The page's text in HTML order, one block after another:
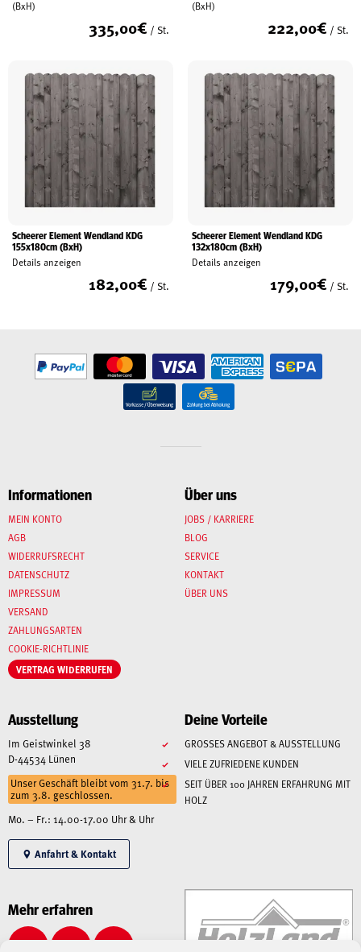
(BxH)
335,00€ / St.
(BxH)
222,00€ / St.
Scheerer Element Wendland KDG
155x180cm (BxH)
Details anzeigen
182,00€ / St.
Scheerer Element Wendland KDG
132x180cm (BxH)
Details anzeigen
179,00€ / St.
Informationen
MEIN KONTO
AGB
WIDERRUFSRECHT
DATENSCHUTZ
IMPRESSUM
VERSAND
ZAHLUNGSARTEN
COOKIE-RICHTLINIE
VERTRAG WIDERRUFEN
Über uns
JOBS / KARRIERE
BLOG
SERVICE
KONTAKT
ÜBER UNS
Ausstellung
Im Geistwinkel 38
D-44534 Lünen
Unser Geschäft bleibt vom 31.7. bis
zum 3.8. geschlossen.
Mo. – Fr.: 14.00-17.00 Uhr & Uhr
Anfahrt & Kontakt
Deine Vorteile
GROSSES ANGEBOT & AUSSTELLUNG
VIELE ZUFRIEDENE KUNDEN
SEIT ÜBER 100 JAHREN ERFAHRUNG MIT
HOLZ
Mehr erfahren